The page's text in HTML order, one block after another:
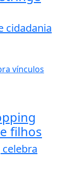
cidadania
filhos